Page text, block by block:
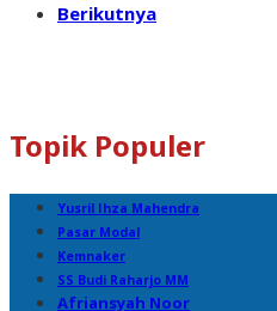
Berikutnya
Topik Populer
Yusril Ihza Mahendra
Pasar Modal
Kemnaker
SS Budi Raharjo MM
Afriansyah Noor